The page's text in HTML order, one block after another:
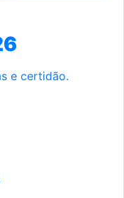
e certidão.